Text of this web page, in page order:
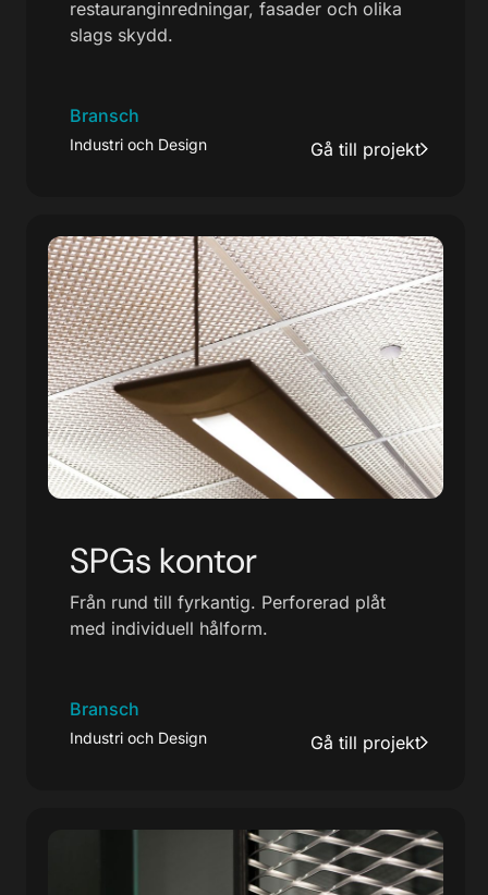
restauranginredningar, fasader och olika
slags skydd.
Bransch
Industri och Design Gå till projekt
SPGs kontor
Från rund till fyrkantig. Perforerad plåt
med individuell hålform.
Bransch
Industri och Design Gå till projekt